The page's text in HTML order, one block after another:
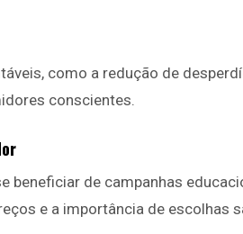
como a redução de
conscientes.
beneficiar de campanhas
e a importância de escolhas